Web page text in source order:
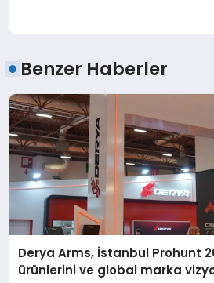
Benzer Haberler
Derya Arms, İstanbul Prohunt
ürünlerini ve global marka